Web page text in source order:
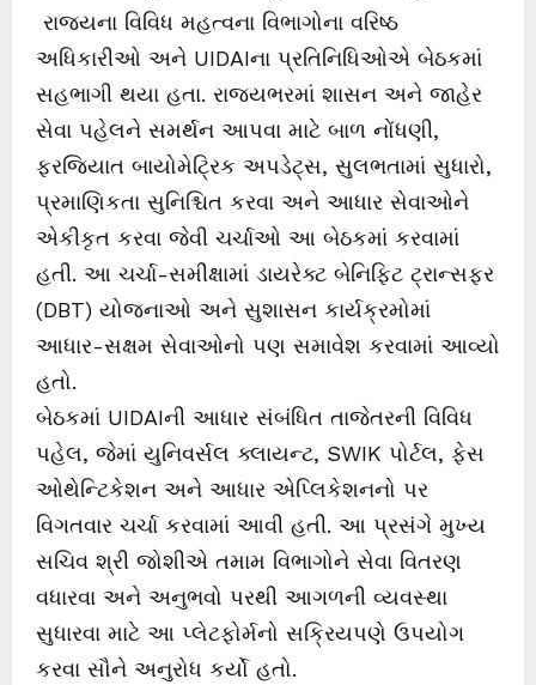
રાજ્યના વિવિધ મહત્વના વિભાગોના વરિષ્ઠ
અધિકારીઓ અને UIDAIના પ્રતિનિધિઓએ બેઠકમાં
સહભાગી થયા હતા. રાજ્યભરમાં શાસન અને જાહેર
સેવા પહેલને સમર્થન આપવા માટે બાળ નોંધણી,
ફરજિયાત બાયોમેટ્રિક અપડેટ્સ, સુલભતામાં સુધારો,
પ્રમાણિકતા સુનિશ્ચિત કરવા અને આધાર સેવાઓને
એકીકૃત કરવા જેવી ચર્ચાઓ આ બેઠકમાં કરવામાં
હતી. આ ચર્ચા-સમીક્ષામાં ડાયરેક્ટ બેનિફિટ ટ્રાન્સફર
(DBT) યોજનાઓ અને સુશાસન કાર્યક્રમોમાં
આધાર-સક્ષમ સેવાઓનો પણ સમાવેશ કરવામાં આવ્યો
હતો.
બેઠકમાં UIDAIની આધાર સંબંધિત તાજેતરની વિવિધ
પહેલ, જેમાં યુનિવર્સલ ક્લાયન્ટ, SWIK પોર્ટલ, ફેસ
ઓથેન્ટિકેશન અને આધાર એપ્લિકેશનનો પર
વિગતવાર ચર્ચા કરવામાં આવી હતી. આ પ્રસંગે મુખ્ય
સચિવ શ્રી જોશીએ તમામ વિભાગોને સેવા વિતરણ
વધારવા અને અનુભવો પરથી આગળની વ્યવસ્થા
સુધારવા માટે આ પ્લેટફોર્મનો સક્રિયપણે ઉપયોગ
કરવા સૌને અનુરોધ કર્યો હતો.